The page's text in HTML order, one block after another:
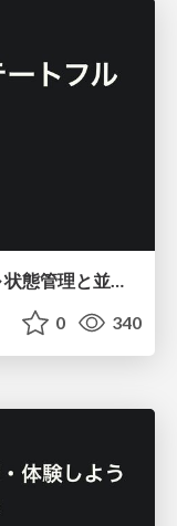
PHP ステートレス VS ステートフル 状態管理と並行性 / php-stateless-stateful
0 340